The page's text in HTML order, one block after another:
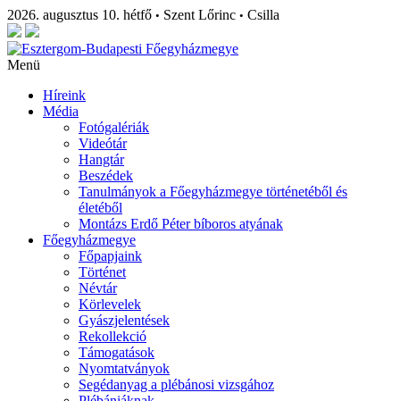
2026. augusztus 10. hétfő • Szent Lőrinc • Csilla
Menü
Híreink
Média
Fotógalériák
Videótár
Hangtár
Beszédek
Tanulmányok a Főegyházmegye történetéből és
életéből
Montázs Erdő Péter bíboros atyának
Főegyházmegye
Főpapjaink
Történet
Névtár
Körlevelek
Gyászjelentések
Rekollekció
Támogatások
Nyomtatványok
Segédanyag a plébánosi vizsgához